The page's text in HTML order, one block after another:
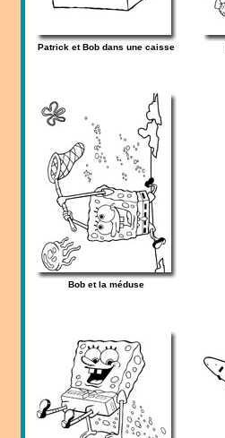
Patrick et Bob dans une caisse
Bob et la méduse